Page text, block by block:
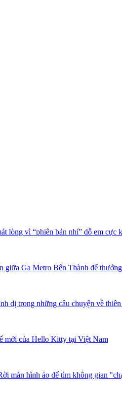
lòng vì “phiên bản nhí” dỗ em cực
giữa Ga Metro Bến Thành để
dị trong những câu chuyện về
mới của Hello Kitty tại Việt Nam
màn hình ảo để tìm không gian